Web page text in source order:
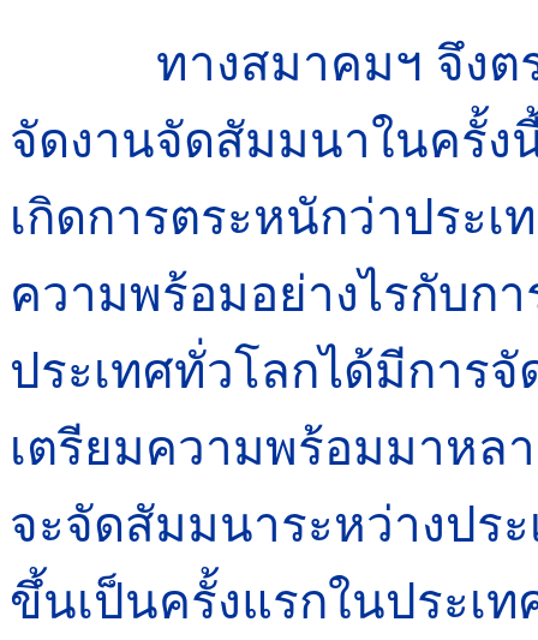
ทางสมาคมฯ จึงตระ
จัดงานจัดสัมมนาในครั้ง
เกิดการตระหนักว่าประเ
ความพร้อมอย่างไรกับ
ประเทศทั่วโลกได้มีการ
เตรียมความพร้อมมาห
จะจัดสัมมนาระหว่างปร
ขึ้นเป็นครั้งแรกในประเ